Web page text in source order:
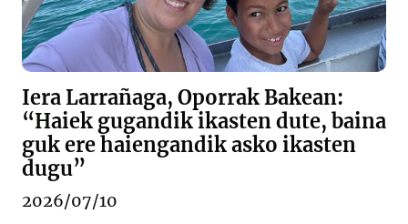
Iera Larrañaga, Oporrak Bakean:
“Haiek gugandik ikasten dute, baina
guk ere haiengandik asko ikasten
dugu”
2026/07/10